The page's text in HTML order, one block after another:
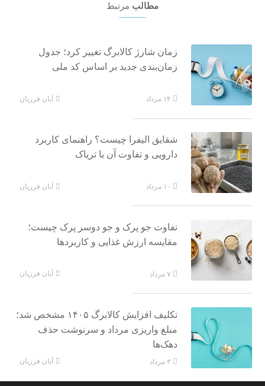
مطالب مرتبط
زمان شارژ کالابرگ تغییر کرد؛ جدول
زمان‌بندی جدید بر اساس کد ملی
۱۴ مرداد آبان فرزیان
شقایق الیفرا چیست؟ راهنمای کاربرد
دارویی و تفاوت آن با تریاک
۱۰ مرداد آبان فرزیان
تفاوت جو پرک و جو دوسر پرک چیست؛
مقایسه ارزش غذایی و کاربردها
۷ مرداد آبان فرزیان
تکلیف افزایش کالابرگ ۱۴۰۵ مشخص شد؛
مبلغ واریزی مرداد و سرنوشت حذف
دهک‌ها
۳ مرداد آبان فرزیان